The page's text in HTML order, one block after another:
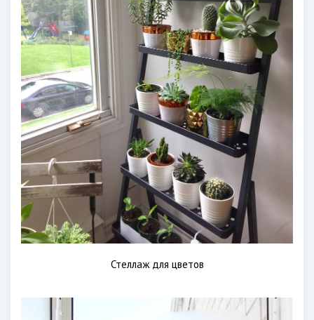
Стеллаж для цветов